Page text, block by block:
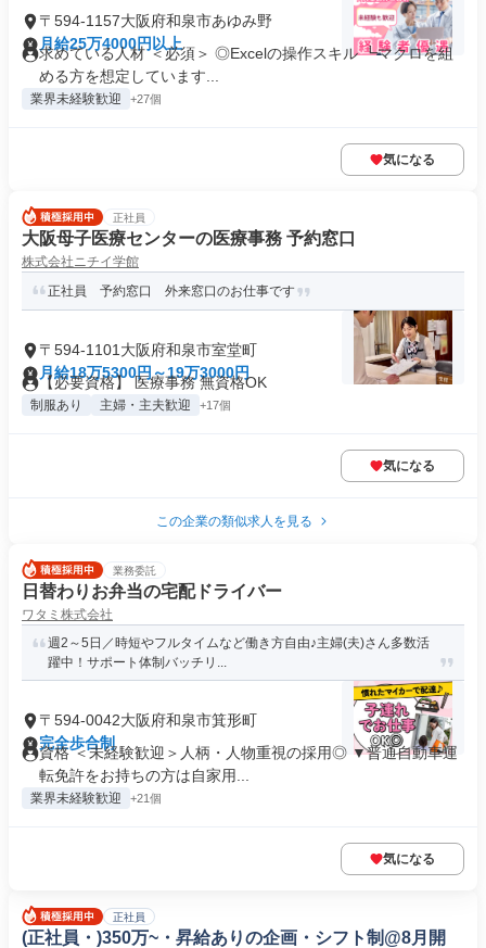
〒594-1157大阪府和泉市あゆみ野
月給25万4000円以上
求めている人材 ＜必須＞ ◎Excelの操作スキル ┗マクロを組
める方を想定しています...
業界未経験歓迎 +27個
気になる
正社員
大阪母子医療センターの医療事務 予約窓口
株式会社ニチイ学館
正社員 予約窓口 外来窓口のお仕事です
〒594-1101大阪府和泉市室堂町
月給18万5300円～19万3000円
【必要資格】 医療事務 無資格OK
制服あり 主婦・主夫歓迎 +17個
気になる
この企業の類似求人を見る
業務委託
日替わりお弁当の宅配ドライバー
ワタミ株式会社
週2～5日／時短やフルタイムなど働き方自由♪主婦(夫)さん多数活
躍中！サポート体制バッチリ...
〒594-0042大阪府和泉市箕形町
完全歩合制
資格 ＜未経験歓迎＞人柄・人物重視の採用◎ ▼普通自動車運
転免許をお持ちの方は自家用...
業界未経験歓迎 +21個
気になる
正社員
(正社員・)350万~・昇給ありの企画・シフト制@8月開